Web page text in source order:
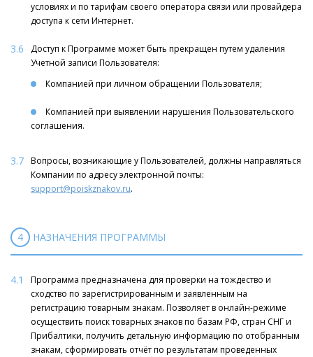
условиях и по тарифам своего оператора связи или провайдера
доступа к сети Интернет.
3.6
Доступ к Программе может быть прекращен путем удаления
Учетной записи Пользователя:
Компанией при личном обращении Пользователя;
Компанией при выявлении нарушения Пользовательского
соглашения.
3.7 Вопросы, возникающие у Пользователей, должны направляться
Компании по адресу электронной почты:
support@poiskznakov.ru.
4 НАЗНАЧЕНИЯ ПРОГРАММЫ
4.1
Программа предназначена для проверки на тождество и
сходство по зарегистрированным и заявленным на
регистрацию товарным знакам. Позволяет в онлайн-режиме
осуществить поиск товарных знаков по базам РФ, стран СНГ и
Прибалтики, получить детальную информацию по отобранным
знакам, сформировать отчёт по результатам проведенных